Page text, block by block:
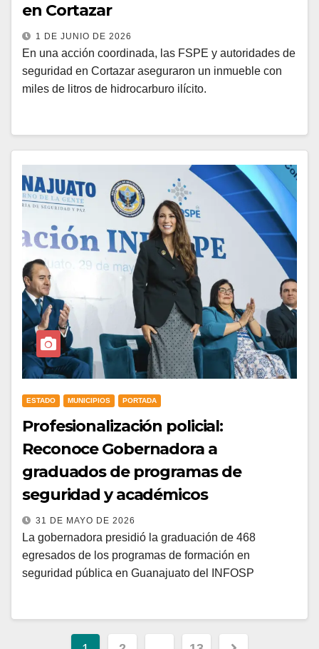
en Cortazar
1 DE JUNIO DE 2026
En una acción coordinada, las FSPE y autoridades de
seguridad en Cortazar aseguraron un inmueble con
miles de litros de hidrocarburo ilícito.
ESTADO MUNICIPIOS PORTADA
Profesionalización policial:
Reconoce Gobernadora a
graduados de programas de
seguridad y académicos
31 DE MAYO DE 2026
La gobernadora presidió la graduación de 468
egresados de los programas de formación en
seguridad pública en Guanajuato del INFOSP